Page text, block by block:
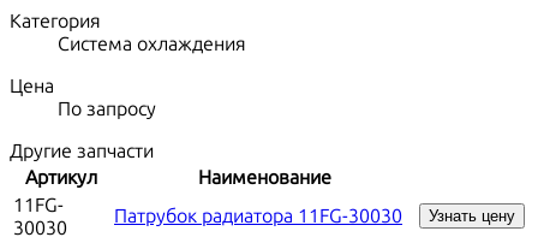
Категория
Система охлаждения
Цена
По запросу
Другие запчасти
Артикул
Наименование
11FG-
30030
Патрубок радиатора 11FG-30030 Узнать цену